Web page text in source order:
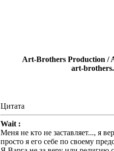
Art-Brothers Production /
art-
Цитата
Wait :
Меня не кто не заставляет..., я
просто я его себе по своему